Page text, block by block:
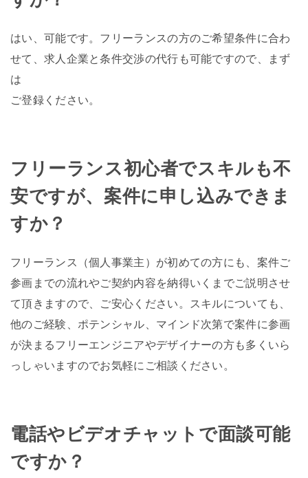
はい、可能です。フリーランスの方のご希望条件に合わ
せて、求人企業と条件交渉の代行も可能ですので、まず
は
ご登録ください。
フリーランス初心者でスキルも不
安ですが、案件に申し込みできま
すか？
フリーランス（個人事業主）が初めての方にも、案件ご
参画までの流れやご契約内容を納得いくまでご説明させ
て頂きますので、ご安心ください。スキルについても、
他のご経験、ポテンシャル、マインド次第で案件に参画
が決まるフリーエンジニアやデザイナーの方も多くいら
っしゃいますのでお気軽にご相談ください。
電話やビデオチャットで面談可能
ですか？